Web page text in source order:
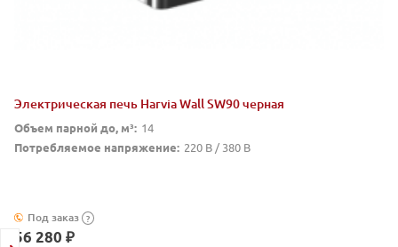
Электрическая печь Harvia Wall SW90 черная
Объем парной до, м³: 14
Потребляемое напряжение: 220 В / 380 В
Под заказ ?
56 280 ₽